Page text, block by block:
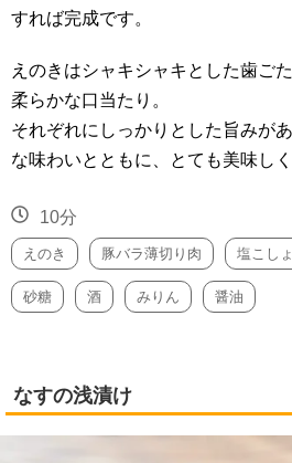
すれば完成です。
えのきはシャキシャキとした歯ご
柔らかな口当たり。
それぞれにしっかりとした旨みが
な味わいとともに、とても美味し
10分
えのき 豚バラ薄切り肉 塩こし
砂糖 酒 みりん 醤油
なすの浅漬け